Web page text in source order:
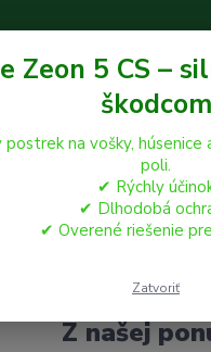
Hospodárske
Z našej
Zeon 5 CS –
škodcom
na vošky, húsenice
poli.
✔ Rýchly
✔ Dlhodobá
✔ Overené riešenie
Zatvoriť